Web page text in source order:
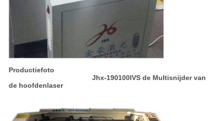
Productiefoto
Jhx-190100IVS de Multisnijder van
de hoofdenlaser